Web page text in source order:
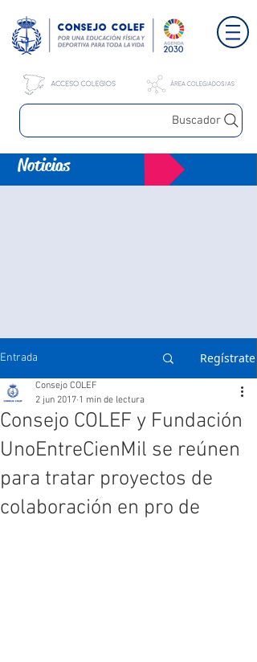
Buscador
Noticias
Entrada Regístrate
Consejo COLEF y Fundación
UnoEntreCienMil se reúnen
para tratar proyectos de
colaboración en pro de
Consejo COLEF
2 jun 2017 1 min de lectura